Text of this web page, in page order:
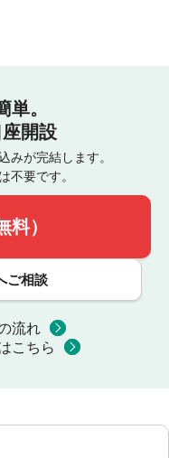
単。
開設
みが完結します。
不要です。
）
ご相談
流れ
こちら